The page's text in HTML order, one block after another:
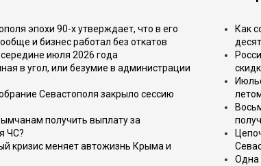
эпохи 90-х утверждает, что в его
и бизнес работал без откатов
июля 2026 года
в угол, или безумие в администрации
Севастополя закрыло сессию
получить выплату за
ЧС?
кризис меняет автожизнь Крыма и
Как
Одна